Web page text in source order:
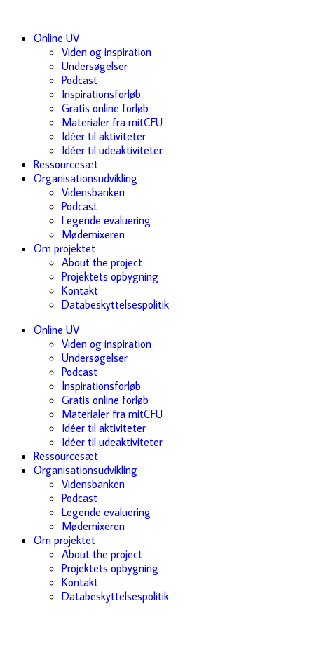
Online UV
Viden og inspiration
Undersøgelser
Podcast
Inspirationsforløb
Gratis online forløb
Materialer fra mitCFU
Idéer til aktiviteter
Idéer til udeaktiviteter
Ressourcesæt
Organisationsudvikling
Vidensbanken
Podcast
Legende evaluering
Mødemixeren
Om projektet
About the project
Projektets opbygning
Kontakt
Databeskyttelsespolitik
Online UV
Viden og inspiration
Undersøgelser
Podcast
Inspirationsforløb
Gratis online forløb
Materialer fra mitCFU
Idéer til aktiviteter
Idéer til udeaktiviteter
Ressourcesæt
Organisationsudvikling
Vidensbanken
Podcast
Legende evaluering
Mødemixeren
Om projektet
About the project
Projektets opbygning
Kontakt
Databeskyttelsespolitik